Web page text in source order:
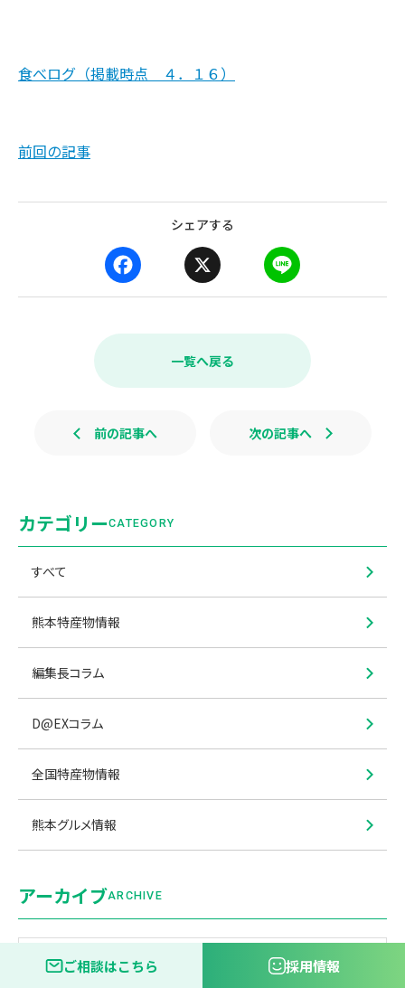
ご相談はこちら 採用情報
食べログ（掲載時点 ４．１６）
前回の記事
シェアする
a
e
k
i
e
一覧へ戻る
前の記事へ 次の記事へ
カテゴリーCATEGORY
すべて
熊本特産物情報
編集長コラム
D@EXコラム
全国特産物情報
熊本グルメ情報
アーカイブARCHIVE